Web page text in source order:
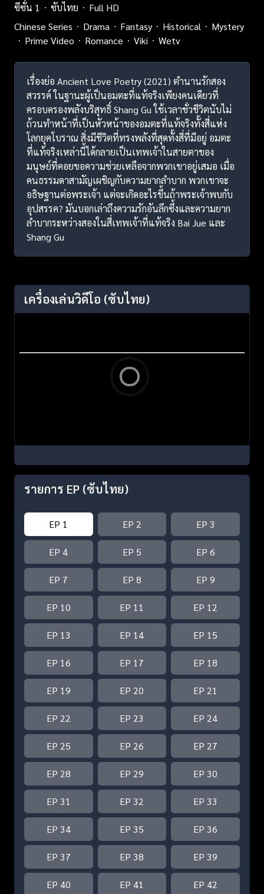
ซีซั่น 1
ซับไทย
Full HD
Chinese Series
Drama Fantasy Historical
Mystery
Prime Video
Romance Viki Wetv
เรื่องย่อ Ancient Love Poetry (2021) ตำนานรักสอง
สวรรค์ ในฐานะผู้เป็นอมตะที่แท้จริงเพียงคนเดียวที่
ครอบครองพลังบริสุทธิ์ Shang Gu ใช้เวลาชั่วชีวิตนับไม่
ถ้วนทำหน้าที่เป็นหัวหน้าของอมตะที่แท้จริงทั้งสี่แห่ง
โลกยุคโบราณ สิ่งมีชีวิตที่ทรงพลังที่สุดทั้งสี่ที่มีอยู่ อมตะ
ที่แท้จริงเหล่านี้ได้กลายเป็นเทพเจ้าในสายตาของ
มนุษย์ที่คอยขอความช่วยเหลือจากพวกเขาอยู่เสมอ เมื่อ
คนธรรมดาสามัญเผชิญกับความยากลำบาก พวกเขาจะ
อธิษฐานต่อพระเจ้า แต่จะเกิดอะไรขึ้นถ้าพระเจ้าพบกับ
อุปสรรค? มันบอกเล่าถึงความรักอันลึกซึ้งและความยาก
ลำบากระหว่างสองในสี่เทพเจ้าที่แท้จริง Bai Jue และ
Shang Gu
เครื่องเล่นวิดีโอ (ซับไทย)
รายการ EP (ซับไทย)
EP 1 EP 2 EP 3
EP 4 EP 5 EP 6
EP 7 EP 8 EP 9
EP 10 EP 11 EP 12
EP 13 EP 14 EP 15
EP 16 EP 17 EP 18
EP 19 EP 20 EP 21
EP 22 EP 23 EP 24
EP 25 EP 26 EP 27
EP 28 EP 29 EP 30
EP 31 EP 32 EP 33
EP 34 EP 35 EP 36
EP 37 EP 38 EP 39
EP 40 EP 41 EP 42